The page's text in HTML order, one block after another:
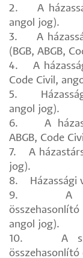
2. A
angol jog).
3. A
(BGB, ABGB,
4. A házasság
Code Civil,
5. Házassági
angol jog).
6. A
ABGB, Code
7. A házastársi
jog).
8. Házassági
9. A
angol jog).
10. A
összehasonlító